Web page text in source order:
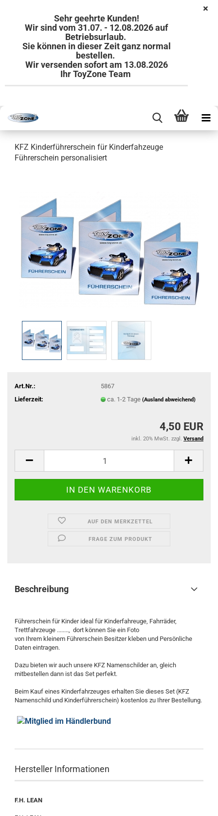
Sehr geehrte Kunden!
Wir sind vom 31.07. - 12.08.2026 auf
Betriebsurlaub.
Sie können in dieser Zeit ganz normal
bestellen.
Wir versenden sofort am 13.08.2026
Ihr ToyZone Team
KFZ Kinderführerschein für Kinderfahzeuge
Führerschein personalisiert
Art.Nr.:
5867
Lieferzeit:
ca. 1-2 Tage (Ausland abweichend)
4,50 EUR
inkl. 20% MwSt. zzgl. Versand
AUF DEN MERKZETTEL
FRAGE ZUM PRODUKT
Beschreibung
Führerschein für Kinder ideal für Kinderfahreuge, Fahrräder,
Trettfahrzeuge ........, dort können Sie ein Foto
von Ihrem kleinem Führerschein Besitzer kleben und Persönliche
Daten eintragen.
Dazu bieten wir auch unsere KFZ Namenschilder an, gleich
mitbestellen dann ist das Set perfekt.
Beim Kauf eines Kinderfahrzeuges erhalten Sie dieses Set (KFZ
Namenschild und Kinderführerschein) kostenlos zu Ihrer Bestellung.
Hersteller Informationen
F.H. LEAN